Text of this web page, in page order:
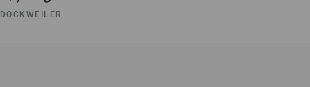
DOCKWEILER